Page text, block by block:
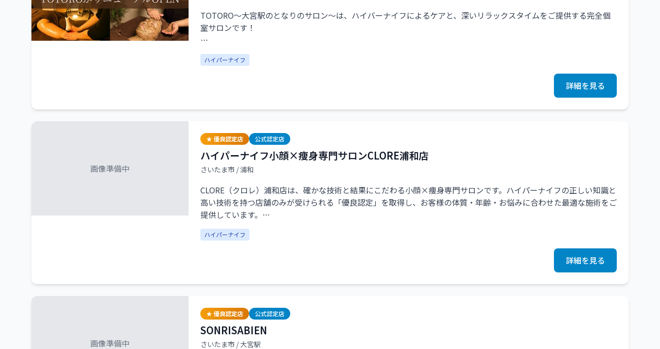
TOTORO〜大宮駅のとなりのサロン～は、ハイバーナイフによるケアと、深いリラックスタイムをご提供する完全個
室サロンです！
ベッド2部屋をご用意しており、まわりを気にせずゆったり過ごせる空間になっています。
お疲れが溜まっている方、冷えや浮腫みが気になる方、スッキリとボディラインを整えたい方に向けて、デトックスリ
体がふっと軽くなるような、深く息がつける時間を過ごしていただけたら嬉しいです。大宮駅近くで、土呂駅から歩い
てすぐ！日常から少し離れて整いたい時は★ぜひTOTOROへお立ち寄りください！
ハイパーナイフ
詳細を見る
画像準備中
★ 優良認定店 公式認定店
ハイパーナイフ小顔×痩身専門サロンCLORE浦和店
さいたま市 / 浦和
CLORE（クロレ）浦和店は、確かな技術と結果にこだわる小顔×痩身専門サロンです。ハイパーナイフの正しい知識と
高い技術を持つ店舗のみが受けられる「優良認定」を取得し、お客様の体質・年齢・お悩みに合わせた最適な施術をご
提供しています。
特に40代以降の「痩せにくさ」「むくみ」「冷え」「たるみ」などの変化に寄り添い、深部からしっかり温めて巡り
を整えることで、見た目の変化はもちろん、体の軽さやスッキリ感を実感していただける施術を心がけています。
完全個室のプライベート空間で、資格保有エステティシャンが丁寧にカウンセリングを行い、お客様一人ひとりに合わ
せたオーダーメイドケアを実施。初めての方でも安心して通っていただけるサロンです。
浦和駅から徒歩3分とアクセスも良く、忙しい大人女性でも通いやすい環境を整えています。ハイパーナイフの効果を
最大限に引き出す専門ケアなら、ぜひCLORE浦和店へ。
ハイパーナイフ
詳細を見る
画像準備中
★ 優良認定店 公式認定店
SONRISABIEN
さいたま市 / 大宮駅